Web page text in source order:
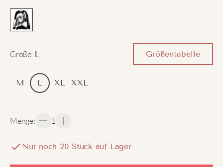
Größe: Größentabelle
M L XL XXL
Menge: 1
Nur noch 20 Stück auf Lager